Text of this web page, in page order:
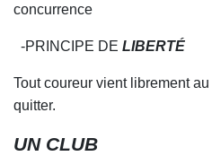
concurrence
-PRINCIPE DE LIBERTÉ
Tout coureur vient librement
quitter.
UN CLUB